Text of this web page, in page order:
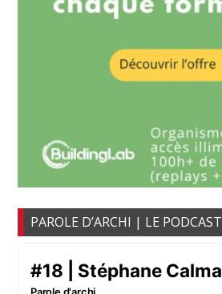
PAROLE D’ARCHI | LE PODCAST